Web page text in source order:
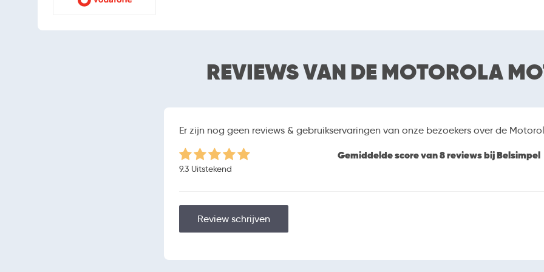
Autofocus
Android
Werkgeheugen (RAM) 2 GB
Uitbreidbaar geheugen
Uitbereidingsmogelijkheden
microSDXC
REVIEWS VAN DE MOTOROLA
Er zijn nog geen reviews & gebruikservaringen van onze bezoekers over de
9.3 Uitstekend
Gemiddelde score van 8 reviews bij Belsimpel
Review schrijven